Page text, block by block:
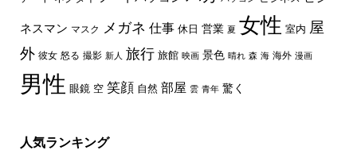
ネスマン マスク メガネ 仕事 休日 営業 夏 女性 室内 屋
外 彼女 怒る 撮影 新人 旅行 旅館 映画 景色 晴れ 森 海 海外 漫画
男性 眼鏡 空 笑顔 自然 部屋 雲 青年 驚く
人気ランキング